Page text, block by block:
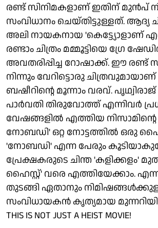
രണ്ട് സിനിമകളാണ് ഇതിന് മുൻപ്
സംവിധാനം ചെയ്തിട്ടുള്ളത്. ആദ്യ
അലി നായകനായ 'കെട്ട്യോളാണ്
രണ്ടാം ചിത്രം മമ്മൂട്ടിയെ ഗ്രേ
അവതരിപ്പിച്ച റോഷാക്ക്. ഈ രണ്ട്
നിന്നും വേറിട്ടൊരു ചിത്രവുമായാണ്
ബഷീറിന്റെ മൂന്നാം വരവ്.
പാർവതി തിരുവോത്ത് എന്നിവർ
വേഷങ്ങളിൽ എത്തിയ
നോബഡി' ഒറ്റ നോട്ടത്തിൽ ഒരു
'നോബഡി' എന്ന പേരും
പ്രേക്ഷകരുടെ ചിന്ത 'കളിക്കളം'
ഹൈസ്റ്റ്' വരെ എത്തിയേക്കാം.
തുടങ്ങി ഏതാനും
സംവിധായകൻ കൃത്യമായ
THIS IS NOT JUST A HEIST MOVIE!